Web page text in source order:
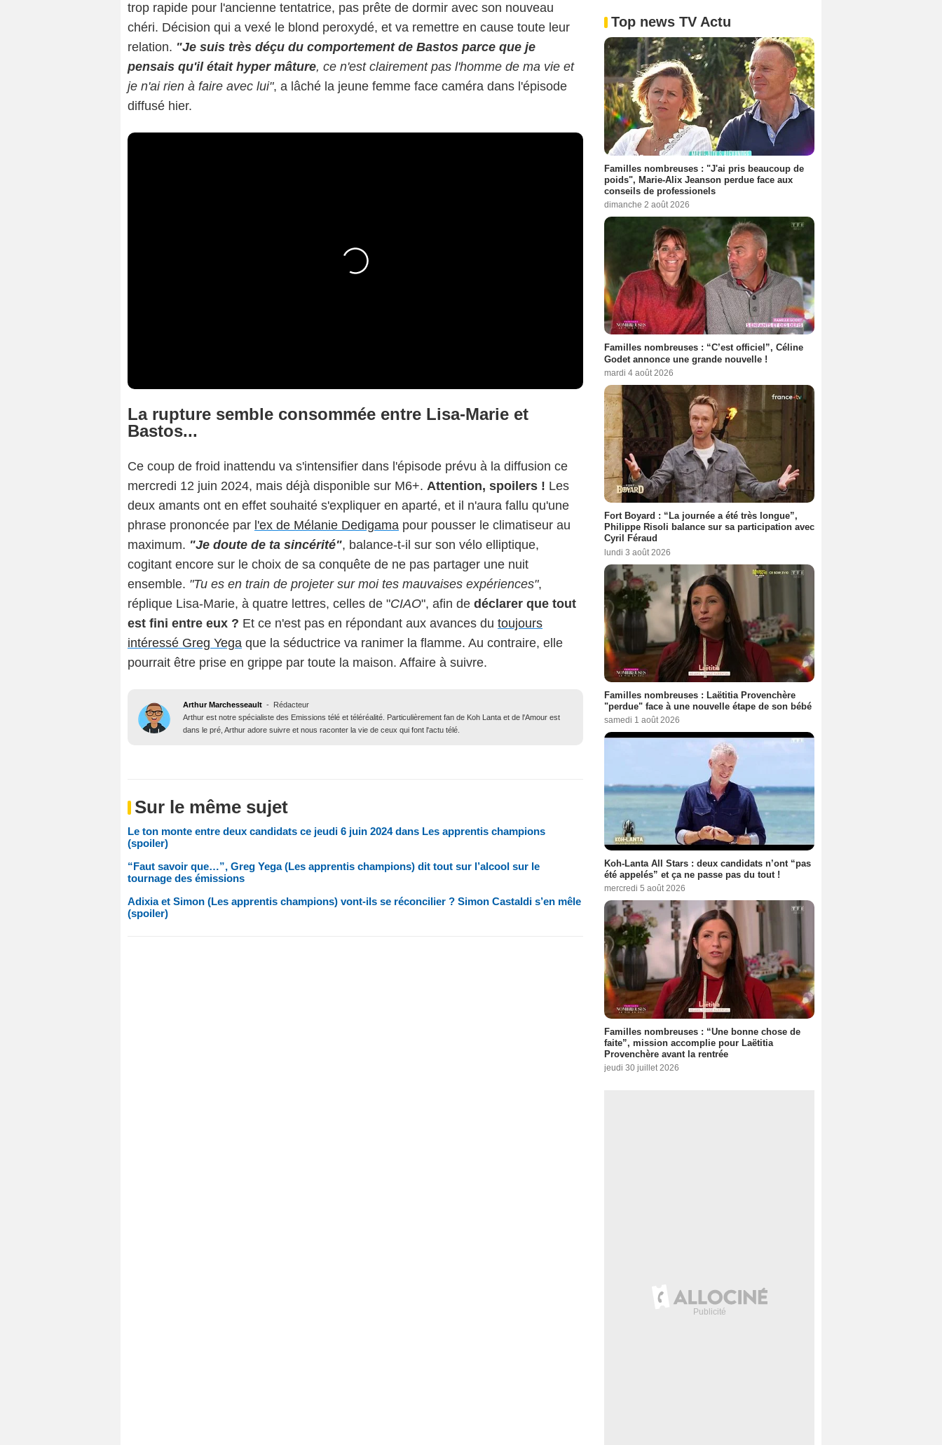
trop rapide pour l'ancienne tentatrice, pas prête de dormir avec son nouveau
chéri. Décision qui a vexé le blond peroxydé, et va remettre en cause toute leur
relation. "Je suis très déçu du comportement de Bastos parce que je
pensais qu'il était hyper mâture, ce n'est clairement pas l'homme de ma vie et
je n'ai rien à faire avec lui", a lâché la jeune femme face caméra dans l'épisode
diffusé hier.
La rupture semble consommée entre Lisa-Marie et
Bastos...
Ce coup de froid inattendu va s'intensifier dans l'épisode prévu à la diffusion ce
mercredi 12 juin 2024, mais déjà disponible sur M6+. Attention, spoilers ! Les
deux amants ont en effet souhaité s'expliquer en aparté, et il n'aura fallu qu'une
phrase prononcée par l'ex de Mélanie Dedigama pour pousser le climatiseur au
maximum. "Je doute de ta sincérité", balance-t-il sur son vélo elliptique,
cogitant encore sur le choix de sa conquête de ne pas partager une nuit
ensemble. "Tu es en train de projeter sur moi tes mauvaises expériences",
réplique Lisa-Marie, à quatre lettres, celles de "CIAO", afin de déclarer que tout
est fini entre eux ? Et ce n'est pas en répondant aux avances du toujours
intéressé Greg Yega que la séductrice va ranimer la flamme. Au contraire, elle
pourrait être prise en grippe par toute la maison. Affaire à suivre.
Arthur Marchesseault - Rédacteur
Arthur est notre spécialiste des Emissions télé et téléréalité. Particulièrement fan de Koh Lanta et de l'Amour est
dans le pré, Arthur adore suivre et nous raconter la vie de ceux qui font l'actu télé.
Sur le même sujet
Le ton monte entre deux candidats ce jeudi 6 juin 2024 dans Les apprentis champions
(spoiler)
“Faut savoir que…”, Greg Yega (Les apprentis champions) dit tout sur l’alcool sur le
tournage des émissions
Adixia et Simon (Les apprentis champions) vont-ils se réconcilier ? Simon Castaldi s’en mêle
(spoiler)
Top news TV Actu
Familles nombreuses : "J'ai pris beaucoup de
poids", Marie-Alix Jeanson perdue face aux
conseils de professionels
dimanche 2 août 2026
Familles nombreuses : “C’est officiel”, Céline
Godet annonce une grande nouvelle !
mardi 4 août 2026
Fort Boyard : “La journée a été très longue”,
Philippe Risoli balance sur sa participation avec
Cyril Féraud
lundi 3 août 2026
Familles nombreuses : Laëtitia Provenchère
"perdue" face à une nouvelle étape de son bébé
samedi 1 août 2026
Koh-Lanta All Stars : deux candidats n’ont “pas
été appelés” et ça ne passe pas du tout !
mercredi 5 août 2026
Familles nombreuses : “Une bonne chose de
faite”, mission accomplie pour Laëtitia
Provenchère avant la rentrée
jeudi 30 juillet 2026